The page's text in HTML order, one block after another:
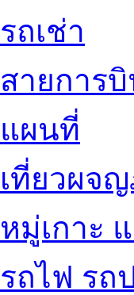
รถเช่า
สายการ
แผนที่
เที่ยวผจ
หมู่เกาะ
รถไฟ รถ